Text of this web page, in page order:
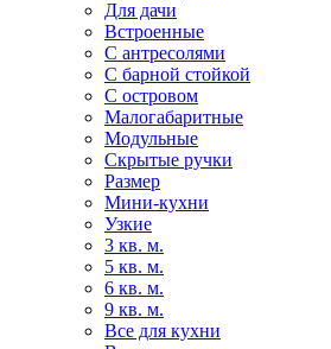
Для дачи
Встроенные
С антресолями
С барной стойкой
С островом
Малогабаритные
Модульные
Скрытые ручки
Размер
Мини-кухни
Узкие
3 кв. м.
5 кв. м.
6 кв. м.
9 кв. м.
Все для кухни